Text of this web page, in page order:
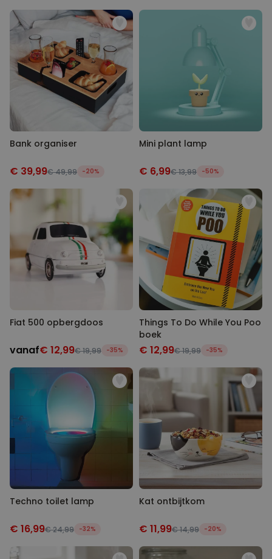
Bank organiser
€ 39,99€ 49,99 -20%
Mini plant lamp
€ 6,99€ 13,99 -50%
Fiat 500 opbergdoos
vanaf€ 12,99€ 19,99 -35%
Things To Do While You Poo
boek
€ 12,99€ 19,99 -35%
Techno toilet lamp
€ 16,99€ 24,99 -32%
Kat ontbijtkom
€ 11,99€ 14,99 -20%